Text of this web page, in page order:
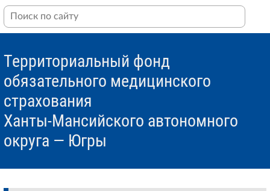
Территориальный фонд
обязательного медицинского
страхования
Ханты-Мансийского автономного
округа — Югры